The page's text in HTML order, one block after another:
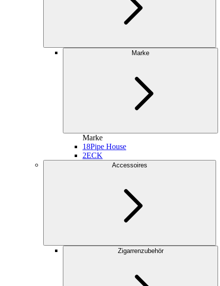
Marke
Marke
18Pipe House
2ECK
Accessoires
Zigarrenzubehör